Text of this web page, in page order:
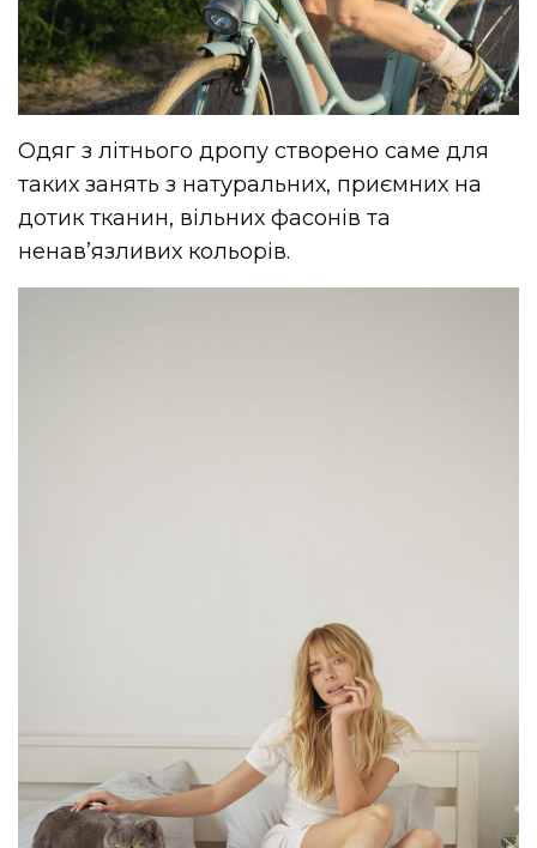
Одяг з літнього дропу створено саме для
таких занять з натуральних, приємних на
дотик тканин, вільних фасонів та
ненавʼязливих кольорів.